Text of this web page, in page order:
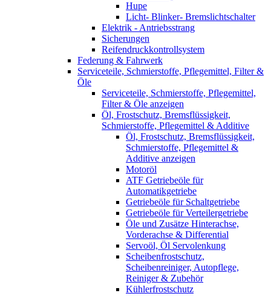
Hupe
Licht- Blinker- Bremslichtschalter
Elektrik - Antriebsstrang
Sicherungen
Reifendruckkontrollsystem
Federung & Fahrwerk
Serviceteile, Schmierstoffe, Pflegemittel, Filter &
Öle
Serviceteile, Schmierstoffe, Pflegemittel,
Filter & Öle anzeigen
Öl, Frostschutz, Bremsflüssigkeit,
Schmierstoffe, Pflegemittel & Additive
Öl, Frostschutz, Bremsflüssigkeit,
Schmierstoffe, Pflegemittel &
Additive anzeigen
Motoröl
ATF Getriebeöle für
Automatikgetriebe
Getriebeöle für Schaltgetriebe
Getriebeöle für Verteilergetriebe
Öle und Zusätze Hinterachse,
Vorderachse & Differential
Servoöl, Öl Servolenkung
Scheibenfrostschutz,
Scheibenreiniger, Autopflege,
Reiniger & Zubehör
Kühlerfrostschutz